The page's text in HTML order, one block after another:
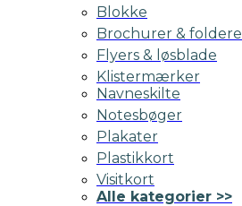
Blokke
Brochurer & foldere
Flyers & løsblade
Klistermærker
Navneskilte
Notesbøger
Plakater
Plastikkort
Visitkort
Alle kategorier >>